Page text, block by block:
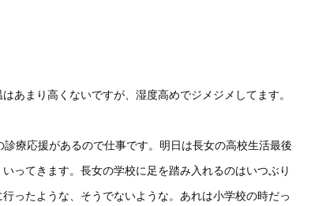
あまり高くないですが、湿度高めでジメジメしてます。
療応援があるので仕事です。明日は長女の高校生活最後
ってきます。長女の学校に足を踏み入れるのはいつぶり
ったような、そうでないような。あれは小学校の時だっ